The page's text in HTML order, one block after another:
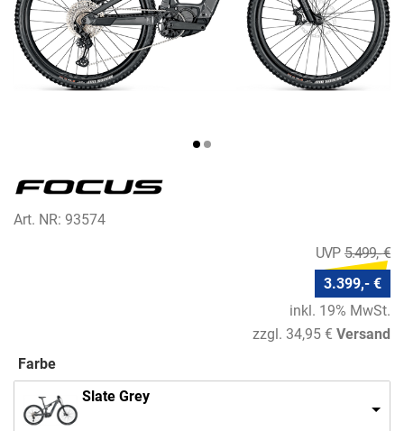
Art. NR: 93574
5.499,- €
3.399,- €
inkl. 19% MwSt.
zzgl. 34,95 € Versand
Farbe
Slate Grey